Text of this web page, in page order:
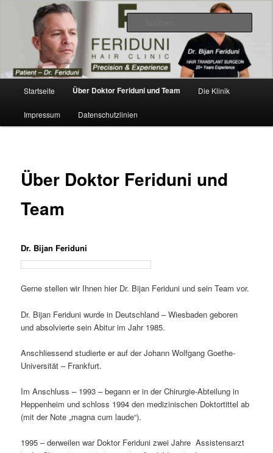
Dr. Feriduni Haartransplantation –
Blog Österreich
Videos, Ergebnisse, Bilder
Startseite Über Doktor Feriduni und Team Die Klinik
Impressum Datenschutzlinien
Über Doktor Feriduni und
Team
Dr. Bijan Feriduni
Gerne stellen wir Ihnen hier Dr. Bijan Feriduni und sein Team vor.
Dr. Bijan Feriduni wurde in Deutschland – Wiesbaden geboren
und absolvierte sein Abitur im Jahr 1985.
Anschliessend studierte er auf der Johann Wolfgang Goethe-
Universität – Frankfurt.
Im Anschluss – 1993 – begann er in der Chirurgie-Abteilung in
Heppenheim und schloss 1994 den medizinischen Doktortittel ab
(mit der Note „magna cum laude“).
1995 – derweilen war Doktor Feriduni zwei Jahre Assistensarzt